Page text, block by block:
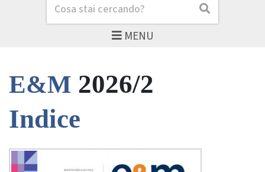
MENU
Cerca Cerca
E&M 2026/2
Indice